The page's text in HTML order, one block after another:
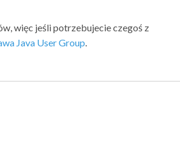
więc jeśli potrzebujecie czegoś z
Java User Group.